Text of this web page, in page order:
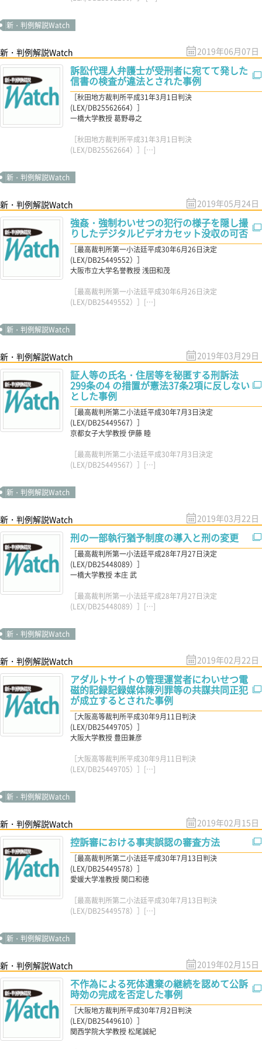
新・判例解説Watch
新・判例解説Watch 2019年06月07日
訴訟代理人弁護士が受刑者に宛てて発した
信書の検査が違法とされた事例
［秋田地方裁判所平成31年3月1日判決
(LEX/DB25562664）］
一橋大学教授 葛野尋之
［秋田地方裁判所平成31年3月1日判決
(LEX/DB25562664）］[…]
新・判例解説Watch
新・判例解説Watch 2019年05月24日
強姦・強制わいせつの犯行の様子を隠し撮
りしたデジタルビデオカセット没収の可否
［最高裁判所第一小法廷平成30年6月26日決定
(LEX/DB25449552）］
大阪市立大学名誉教授 浅田和茂
［最高裁判所第一小法廷平成30年6月26日決定
(LEX/DB25449552）］[…]
新・判例解説Watch
新・判例解説Watch 2019年03月29日
証人等の氏名・住居等を秘匿する刑訴法
299条の4 の措置が憲法37条2項に反しない
とした事例
［最高裁判所第二小法廷平成30年7月3日決定
(LEX/DB25449567）］
京都女子大学教授 伊藤 睦
［最高裁判所第二小法廷平成30年7月3日決定
(LEX/DB25449567）］[…]
新・判例解説Watch
新・判例解説Watch 2019年03月22日
刑の一部執行猶予制度の導入と刑の変更
［最高裁判所第一小法廷平成28年7月27日決定
(LEX/DB25448089）］
一橋大学教授 本庄 武
［最高裁判所第一小法廷平成28年7月27日決定
(LEX/DB25448089）］[…]
新・判例解説Watch
新・判例解説Watch 2019年02月22日
アダルトサイトの管理運営者にわいせつ電
磁的記録記録媒体陳列罪等の共謀共同正犯
が成立するとされた事例
［大阪高等裁判所平成30年9月11日判決
(LEX/DB25449705）］
大阪大学教授 豊田兼彦
［大阪高等裁判所平成30年9月11日判決
(LEX/DB25449705）］[…]
新・判例解説Watch
新・判例解説Watch 2019年02月15日
控訴審における事実誤認の審査方法
［最高裁判所第二小法廷平成30年7月13日判決
(LEX/DB25449578）］
愛媛大学准教授 関口和徳
［最高裁判所第二小法廷平成30年7月13日判決
(LEX/DB25449578）］[…]
新・判例解説Watch
新・判例解説Watch 2019年02月15日
不作為による死体遺棄の継続を認めて公訴
時効の完成を否定した事例
［大阪地方裁判所平成30年7月2日判決
(LEX/DB25449610）］
関西学院大学教授 松尾誠紀